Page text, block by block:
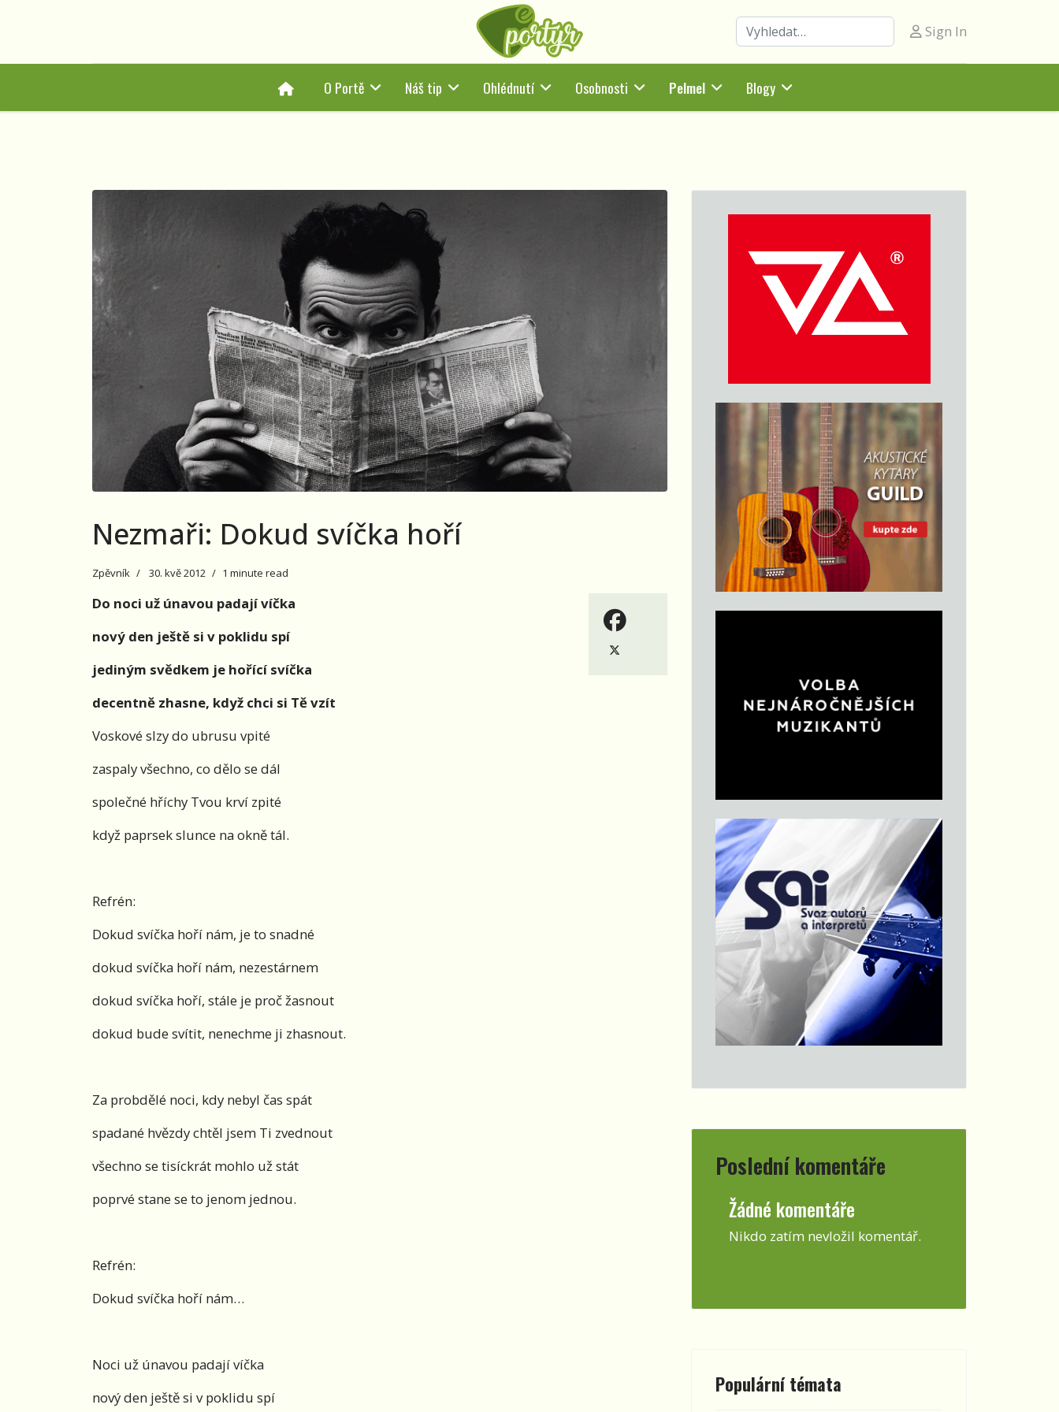
Hledat Sign In
HomeO Portě Náš tip Ohlédnutí Osobnosti Pelmel Blogy
Nezmaři: Dokud svíčka hoří
Zpěvník 30. kvě 2012 1 minute read
Do noci už únavou padají víčka
nový den ještě si v poklidu spí
jediným svědkem je hořící svíčka
decentně zhasne, když chci si Tě vzít
Voskové slzy do ubrusu vpité
zaspaly všechno, co dělo se dál
společné hříchy Tvou krví zpité
když paprsek slunce na okně tál.
Refrén:
Dokud svíčka hoří nám, je to snadné
dokud svíčka hoří nám, nezestárnem
dokud svíčka hoří, stále je proč žasnout
dokud bude svítit, nenechme ji zhasnout.
Za probdělé noci, kdy nebyl čas spát
spadané hvězdy chtěl jsem Ti zvednout
všechno se tisíckrát mohlo už stát
poprvé stane se to jenom jednou.
Refrén:
Dokud svíčka hoří nám…
Noci už únavou padají víčka
nový den ještě si v poklidu spí
Poslední komentáře
Žádné komentáře
Nikdo zatím nevložil komentář.
Populární témata